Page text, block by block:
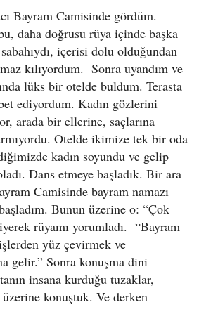
Bayram Camisinde gördüm.
daha doğrusu rüya içinde başka
içerisi dolu olduğundan
kılıyordum. Sonra uyandım ve
lüks bir otelde buldum. Terasta
ediyordum. Kadın gözlerini
arada bir ellerine, saçlarına
Otelde ikimize tek bir oda
kadın soyundu ve gelip
Dans etmeye başladık. Bir ara
Camisinde bayram namazı
Bunun üzerine o: “Çok
rüyamı yorumladı. “Bayram
yüz çevirmek ve
gelir.” Sonra konuşma dini
insana kurduğu tuzaklar,
konuştuk. Ve derken